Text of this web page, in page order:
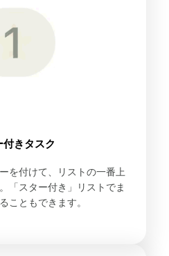
付きタスク
を付けて、リストの一番上
「スター付き」リストでま
こともできます。